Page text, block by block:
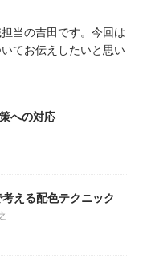
当の吉田です。今回は
てお伝えしたいと思い
への対応
える配色テクニック